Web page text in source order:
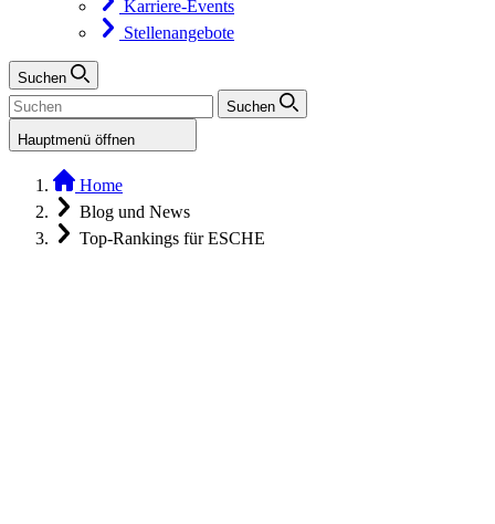
Karriere-Events
Stellenangebote
Suchen
Suchen
Hauptmenü öffnen
Home
Blog und News
Top-Rankings für ESCHE